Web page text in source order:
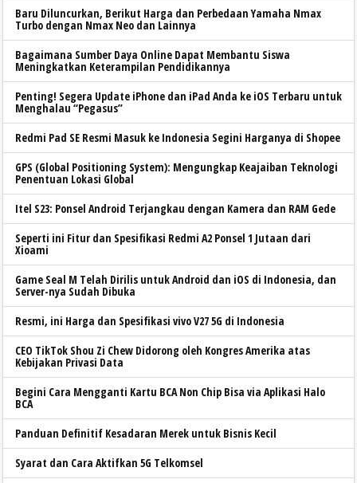
Baru Diluncurkan, Berikut Harga dan Perbedaan Yamaha Nmax
Turbo dengan Nmax Neo dan Lainnya
Bagaimana Sumber Daya Online Dapat Membantu Siswa
Meningkatkan Keterampilan Pendidikannya
Penting! Segera Update iPhone dan iPad Anda ke iOS Terbaru untuk
Menghalau “Pegasus”
Redmi Pad SE Resmi Masuk ke Indonesia Segini Harganya di Shopee
GPS (Global Positioning System): Mengungkap Keajaiban Teknologi
Penentuan Lokasi Global
Itel S23: Ponsel Android Terjangkau dengan Kamera dan RAM Gede
Seperti ini Fitur dan Spesifikasi Redmi A2 Ponsel 1 Jutaan dari
Xioami
Game Seal M Telah Dirilis untuk Android dan iOS di Indonesia, dan
Server-nya Sudah Dibuka
Resmi, ini Harga dan Spesifikasi vivo V27 5G di Indonesia
CEO TikTok Shou Zi Chew Didorong oleh Kongres Amerika atas
Kebijakan Privasi Data
Begini Cara Mengganti Kartu BCA Non Chip Bisa via Aplikasi Halo
BCA
Panduan Definitif Kesadaran Merek untuk Bisnis Kecil
Syarat dan Cara Aktifkan 5G Telkomsel